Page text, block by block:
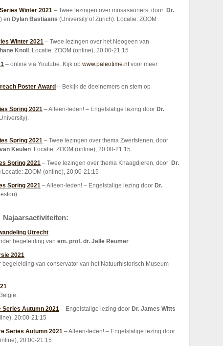
Winter 2021 – Twee lezingen over mosasauriërs, door Dr.
en Dylan Bastiaans (University of Zurich). Locatie: ZOOM
Winter 2021 – Twee lezingen over het Neogeen van
Knoll . Locatie: ZOOM (online), 20:00-21:15
– online via Youtube. Kijk op www.paleotime.nl voor meer
Poster Award – Bekijk de deelnemers en stem op
Spring 2021 – Alleen-leden! – Engelstalige lezing door Dr.
Spring 2021 – Twee lezingen over thema Zwerfstenen, door
Keulen. Locatie: ZOOM (online), 20:00-21:15
Spring 2021 – Twee lezingen over thema Knaagdieren, door Dr.
Locatie: ZOOM (online), 20:00-21:15
Spring 2021 – Alleen-leden! – Engelstalige lezing door Dr.
Najaarsactiviteiten:
Utrecht
begeleiding van em. prof. dr. Jelle Reumer.
2021
van conservator van het Natuurhistorisch Museum
Series Autumn 2021 – Engelstalige lezing door Dr. James Witts
20:00-21:15
Series Autumn 2021 – Alleen-leden! – Engelstalige lezing door
20:00-21:15